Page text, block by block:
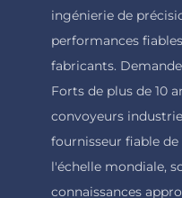
ingénierie de
performances
fabricants.
Forts de plus de 10
convoyeurs
fournisseur fiable
l'échelle mondiale,
connaissances